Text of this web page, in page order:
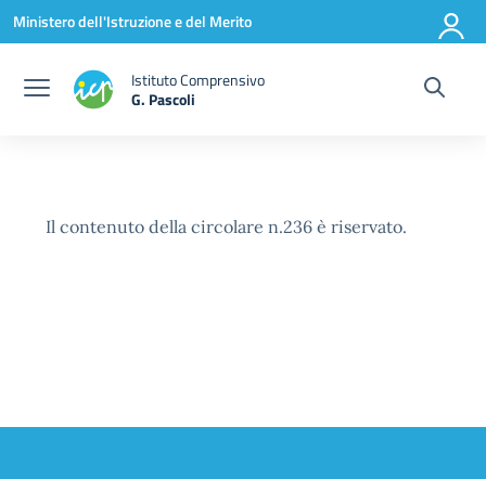
Vai ai contenuti
Vai al menu di navigazione
Vai al footer
Ministero dell'Istruzione e del Merito
Istituto Comprensivo
G. Pascoli
Il contenuto della circolare n.236 è riservato.